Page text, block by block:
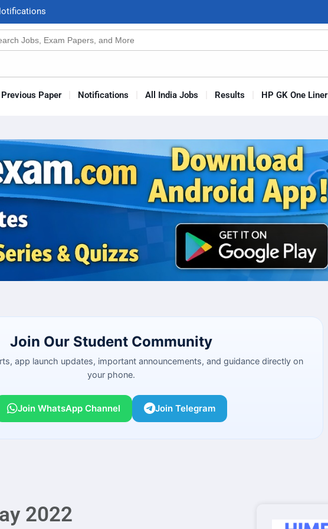
otifcations
Paper Notifications All India Jobs Results HP GK One Liner
Join Our Student Community
app launch updates, important announcements, and guidance directly on
your phone.
Join WhatsApp Channel Join Telegram
2022